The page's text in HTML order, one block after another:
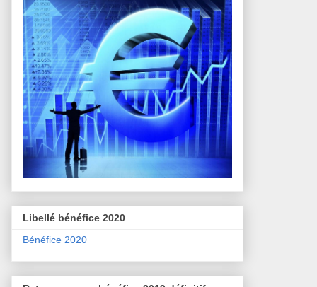
Libellé bénéfice 2020
Bénéfice 2020